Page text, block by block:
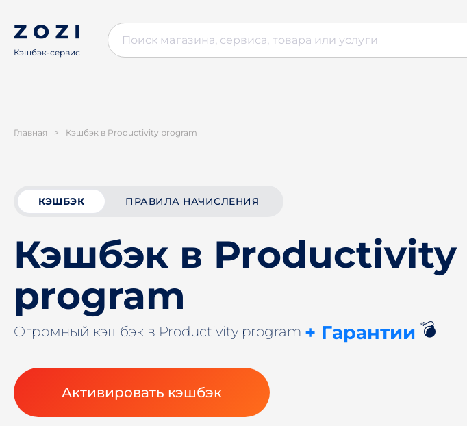
Кэшбэк-сервис
Главная > Кэшбэк в Productivity program
КЭШБЭК ПРАВИЛА НАЧИСЛЕНИЯ
Кэшбэк в Productivity
program
Огромный кэшбэк в Productivity program + Гарантии 💣
Активировать кэшбэк